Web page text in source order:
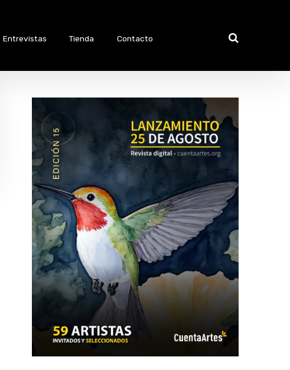
Entrevistas Tienda Contacto